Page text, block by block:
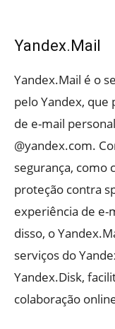
Yandex.Mail
Yandex.Mail é o
pelo Yandex, que
de e-mail
@yandex.com.
segurança, como
proteção contra
experiência de e-
disso, o
serviços do
Yandex.Disk,
colaboração